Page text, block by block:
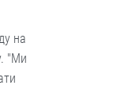
на
"Ми